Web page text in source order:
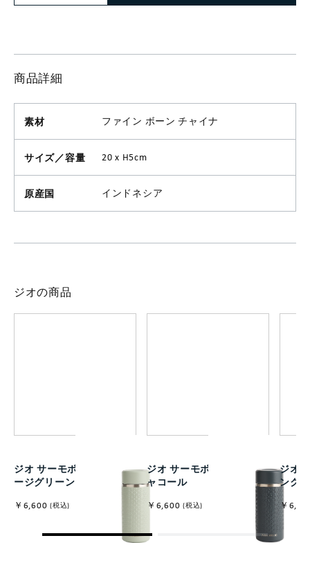
商品詳細
素材 ファイン ボーン チャイナ
サイズ／容量 20 x H5cm
原産国 インドネシア
ジオの商品
ジオ サーモボトル ミニ セ
ージグリーン
￥6,600 (税込)
ジオ サーモボトル ミニ チ
ャコール
￥6,600 (税込)
ジオ
ンク
￥